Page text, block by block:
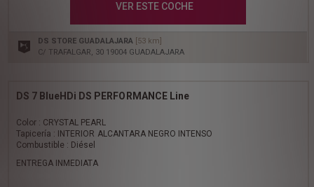
VER ESTE COCHE
DS STORE GUADALAJARA [53 km]
C/ TRAFALGAR, 30 19004 GUADALAJARA
DS 7 BlueHDi DS PERFORMANCE Line
Color : CRYSTAL PEARL
Tapicería : INTERIOR ALCANTARA NEGRO INTENSO
Combustible : Diésel
ENTREGA INMEDIATA